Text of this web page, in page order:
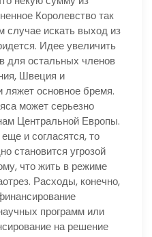
Королевство так
искать выход из
Идее увеличить
для остальных членов
Швеция и
основное бремя.
может серьезно
Центральной Европы.
и согласятся, то
становится угрозой
что жить в режиме
Расходы, конечно,
программ или
на решение